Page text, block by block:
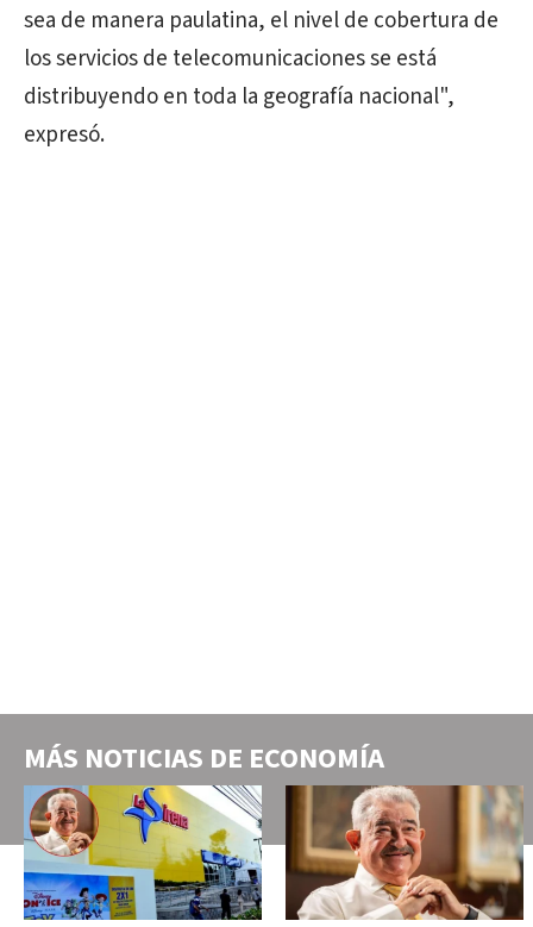
sea de manera paulatina, el nivel de cobertura de
los servicios de telecomunicaciones se está
distribuyendo en toda la geografía nacional",
expresó.
MÁS NOTICIAS DE ECONOMÍA